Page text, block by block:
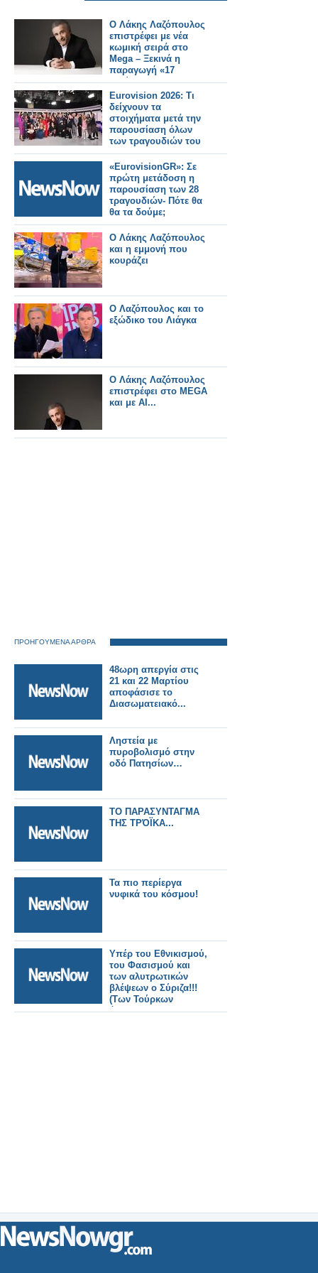
Ο Λάκης Λαζόπουλος
επιστρέφει με νέα
κωμική σειρά στο
Mega – Ξεκινά η
παραγωγή «17
βαλίτσες και μια
μαύρη»
Eurovision 2026: Τι
δείχνουν τα
στοιχήματα μετά την
παρουσίαση όλων
των τραγουδιών του
Sing for Greece
«EurovisionGR»: Σε
πρώτη μετάδοση η
παρουσίαση των 28
τραγουδιών- Πότε θα
θα τα δούμε;
Ο Λάκης Λαζόπουλος
και η εμμονή που
κουράζει
Ο Λαζόπουλος και το
εξώδικο του Λιάγκα
Ο Λάκης Λαζόπουλος
επιστρέφει στο MEGA
και με AI...
ΠΡΟΗΓΟΥΜΕΝΑ ΑΡΘΡΑ
48ωρη απεργία στις
21 και 22 Μαρτίου
αποφάσισε το
Διασωματειακό...
Ληστεία με
πυροβολισμό στην
οδό Πατησίων…
ΤΟ ΠΑΡΑΣΥΝΤΑΓΜΑ
ΤΗΣ ΤΡΌΪΚΑ...
Τα πιο περίεργα
νυφικά του κόσμου!
Υπέρ του Εθνικισμού,
του Φασισμού και
των αλυτρωτικών
βλέψεων ο Σύριζα!!!
(Των Τούρκων
όμως...)